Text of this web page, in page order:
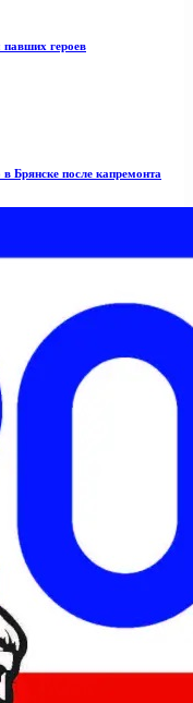
павших героев
Брянске после капремонта